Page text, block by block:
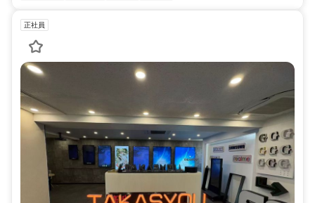
正社員